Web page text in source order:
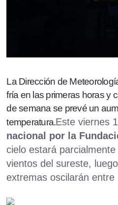
La Dirección de
fría en las primeras horas y
de semana se prevé un
temperatura.Este viernes
nacional por la
cielo estará
vientos del sureste,
extremas oscilarán entre